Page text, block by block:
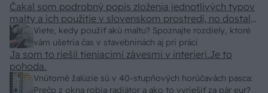
Viete, kedy použiť akú maltu? Spoznajte rozdiely, ktoré
vám ušetria čas v stavebninách aj pri práci
Čakal som podrobný popis zloženia jednotlivých typov
malty a ich použitie v slovenskom prostredí, no dostal
som len pár primitívnych rád o výbere vriec v
stavebninách. Kde sa podel názov a zmysel časopisu
"Urob si sám" ? To skutočne už nemáme na Slovensku
"fachmanov"! Vypadá to tak že za pár rokov nám budú
stavať chaty a chalupy číňania a použijú BAMBUS !!!
Vnútorné žalúzie sú v 40-stupňových horúčavách pasca:
Prečo z okna robia radiátor a ako to vyriešiť za pár eur?
Ja som to riešil tieniacimi závesmi v interieri.Je to
pohoda.